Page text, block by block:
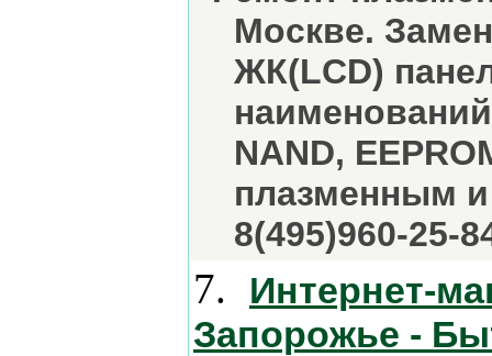
Москве.
ЖК(LCD)
NAND,
плазменным
8(495)960-25-
7.
Интернет-
Запорожье -